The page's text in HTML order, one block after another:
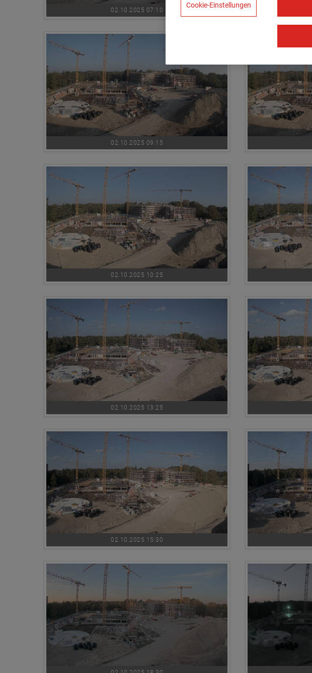
02.10.2025 07:10
02.10.2025 09:15
02.10.2025 10:25
02.10.2025 13:25
02.10.2025 15:30
Cookie-Einstellungen